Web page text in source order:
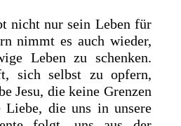
nicht nur sein Leben für
nimmt es auch wieder,
Leben zu schenken.
sich selbst zu opfern,
Jesu, die keine Grenzen
die uns in unsere